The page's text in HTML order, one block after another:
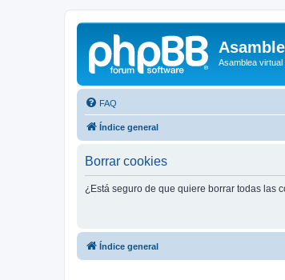
Asamblea virtual
FAQ
Índice general
Borrar cookies
¿Está seguro de que quiere borrar todas las
Índice general